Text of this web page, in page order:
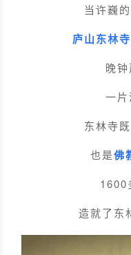
当许巍
庐山东林寺
晚
一
东林寺
也是佛
1600
造就了东